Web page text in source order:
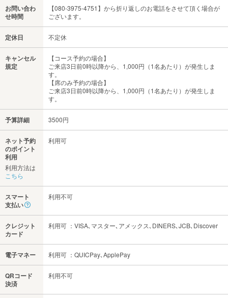
お問い合わ
せ時間
【080-3975-4751】から折り返しのお電話をさせて頂く場合が
ございます。
定休日 不定休
キャンセル
規定
【コース予約の場合】
ご来店3日前0時以降から、1,000円（1名あたり）が発生しま
す。
【席のみ予約の場合】
ご来店3日前0時以降から、1,000円（1名あたり）が発生しま
す。
予算詳細 3500円
ネット予約
のポイント
利用
利用方法は
こちら
利用可
スマート
支払い
利用不可
クレジット
カード
利用可 ：VISA､マスター､アメックス､DINERS､JCB､Discover
電子マネー 利用可 ：QUICPay､ApplePay
QRコード
決済
利用不可